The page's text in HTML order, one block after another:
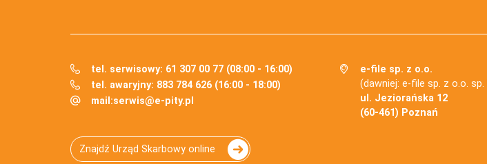
tel. serwisowy: 61 307 00 77 (08:00 - 16:00)
tel. awaryjny: 883 784 626 (16:00 - 18:00)
mail:serwis@e-pity.pl
e-file sp. z o.o.
(dawniej: e-file sp. z o.o. sp.
ul. Jeziorańska 12
(60-461) Poznań
Znajdź Urząd Skarbowy online